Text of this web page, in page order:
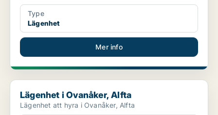
Type
Lägenhet
Mer info
Lägenhet i Ovanåker, Alfta
Lägenhet i Ovanåker, Alfta
Lägenhet att hyra i Ovanåker, Alfta